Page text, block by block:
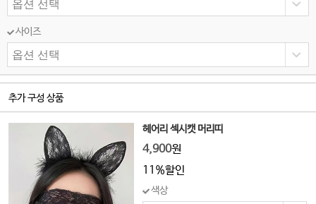
사이즈
추가 구성 상품
헤어리 섹시캣 머리띠
4,900원
11%할인
색상